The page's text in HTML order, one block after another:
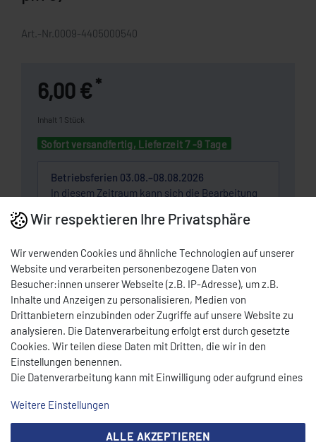
Art.-Nr. 0009-4405000540
6,00 €*
Inhalt 1 Stück
Sofort versandfertig, Lieferzeit 7 -9 Tage
Betriebsferien 03.08.–08.08.2026
In diesem Zeitraum kann sich die Bearbeitung
* Nettopreis | Bruttopreis inkl. 19% MwSt.: 7,14 EUR, zzgl.
DOWNLOAD PDF
BESCHREIBUNG
Wir respektieren Ihre Privatsphäre
Wir verwenden Cookies und ähnliche Technologien auf unserer
Website und verarbeiten personenbezogene Daten von
Besucher:innen unserer Webseite (z.B. IP-Adresse), um z.B.
Inhalte und Anzeigen zu personalisieren, Medien von
Drittanbietern einzubinden oder Zugriffe auf unsere Website zu
analysieren. Die Datenverarbeitung erfolgt erst durch gesetzte
Cookies. Wir teilen diese Daten mit Dritten, die wir in den
Einstellungen benennen.
Die Datenverarbeitung kann mit Einwilligung oder aufgrund eines
oder abgelehnt werden. Es besteht das Recht, nicht einzuwilligen
und die Einwilligung zu einem späteren Zeitpunkt zu ändern oder
zu widerrufen. Beachten Sie unserImpressum
Weitere Einstellungen
ALLE AKZEPTIEREN